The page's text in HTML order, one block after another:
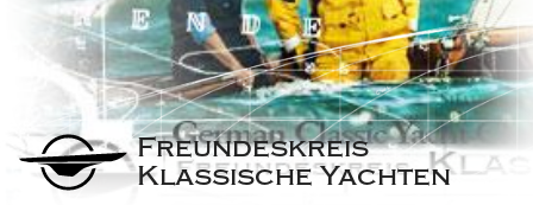
Freundeskreis
Klassische Yachten